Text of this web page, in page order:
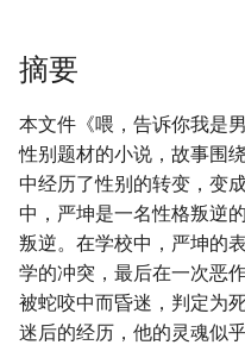
摘要
本文件《喂，告诉你我是
性别题材的小说，故事围
中经历了性别的转变，变
中，严坤是一名性格叛逆
叛逆。在学校中，严坤的
学的冲突，最后在一次恶
被蛇咬中而昏迷，判定为
迷后的经历，他的灵魂似